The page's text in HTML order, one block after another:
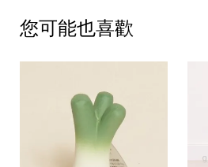
您可能也喜歡